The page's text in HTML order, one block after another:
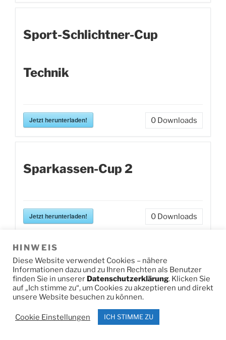
Sport-Schlichtner-Cup
Technik
Jetzt herunterladen! 0 Downloads
Sparkassen-Cup 2
Jetzt herunterladen! 0 Downloads
Kreismeisterschaften Ski
Alpin
HINWEIS
Diese Website verwendet Cookies – nähere
Informationen dazu und zu Ihren Rechten als Benutzer
finden Sie in unsererDatenschutzerklärung. Klicken Sie
auf „Ich stimme zu“, um Cookies zu akzeptieren und direkt
unsere Website besuchen zu können.
Cookie Einstellungen ICH STIMME ZU